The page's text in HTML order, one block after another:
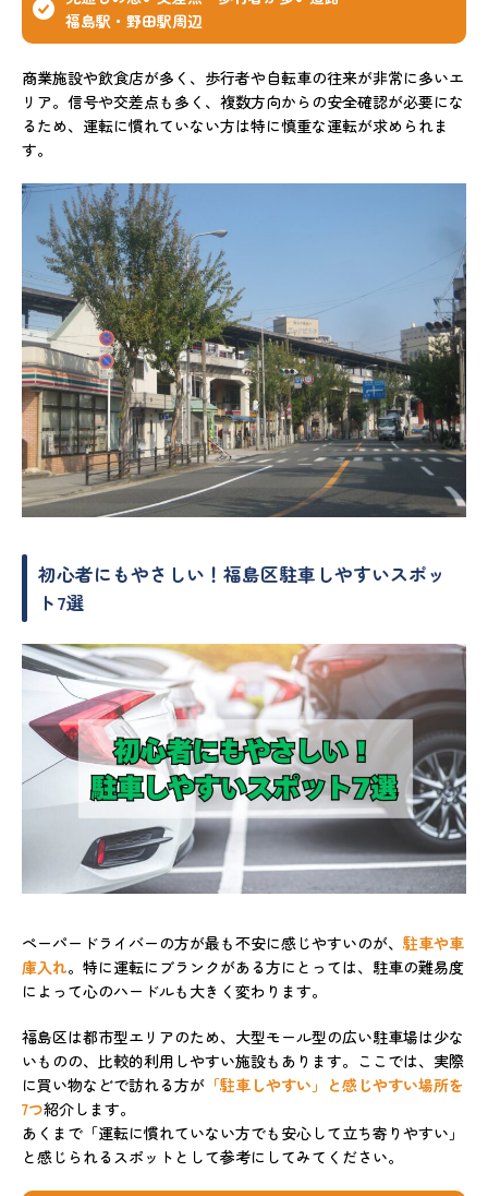
福島駅・野田駅周辺
商業施設や飲食店が多く、歩行者や自転車の往来が非常に多いエ
リア。信号や交差点も多く、複数方向からの安全確認が必要にな
るため、運転に慣れていない方は特に慎重な運転が求められま
す。
初心者にもやさしい！福島区駐車しやすいスポッ
ト7選
ペーパードライバーの方が最も不安に感じやすいのが、 駐車や車
庫入れ。特に運転にブランクがある方にとっては、駐車の難易度
によって心のハードルも大きく変わります。
福島区は都市型エリアのため、大型モール型の広い駐車場は少な
いものの、比較的利用しやすい施設もあります。ここでは、実際
に買い物などで訪れる方が 「駐車しやすい」と感じやすい場所を
7つ紹介します。
あくまで「運転に慣れていない方でも安心して立ち寄りやすい」
と感じられるスポットとして参考にしてみてください。